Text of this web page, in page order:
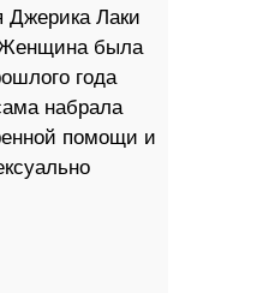
Джерика Лаки
Женщина была
года
набрала
помощи и